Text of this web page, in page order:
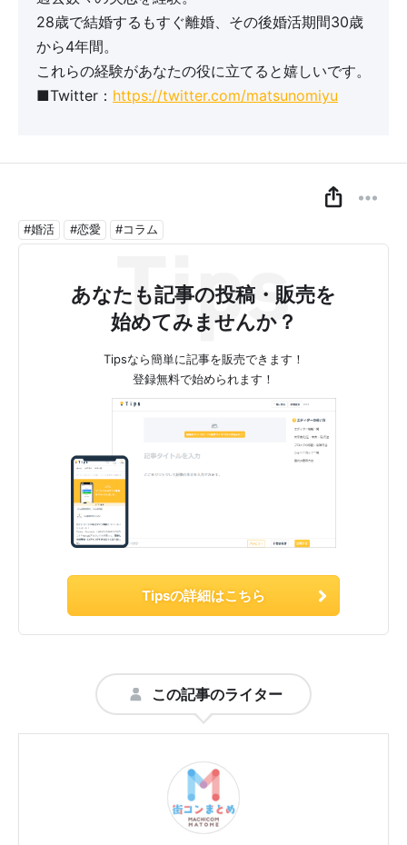
28歳で結婚するもすぐ離婚、その後婚活期間30歳
から4年間。
これらの経験があなたの役に立てると嬉しいです。
■Twitter： https://twitter.com/matsunomiyu
#婚活 #恋愛 #コラム
あなたも記事の投稿・販売を
始めてみませんか？
Tipsなら簡単に記事を販売できます！
登録無料で始められます！
Tipsの詳細はこちら
この記事のライター